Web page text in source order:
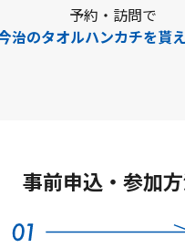
予約・訪問で
治のタオルハンカチを貰え
事前申込・参加